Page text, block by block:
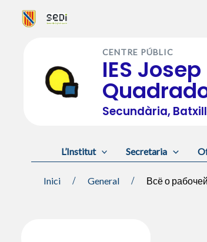
CENTRE PÚBLIC
IES Josep
Secundària,
L’Institut Secretaria
Inici General Всё о